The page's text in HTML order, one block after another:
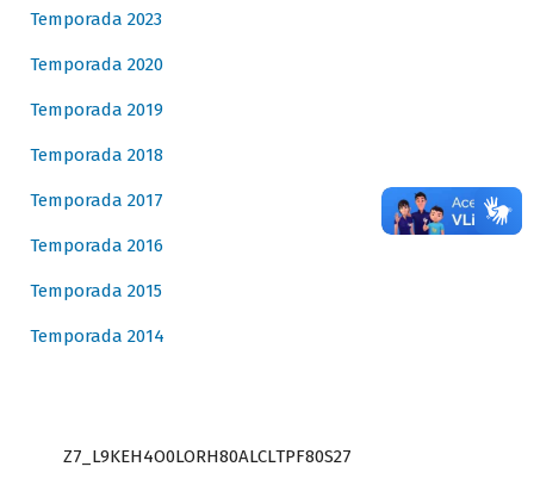
Temporada 2023
Temporada 2020
Temporada 2019
Temporada 2018
Temporada 2017
Temporada 2016
Temporada 2015
Temporada 2014
Z7_L9KEH4O0LORH80ALCLTPF80S27